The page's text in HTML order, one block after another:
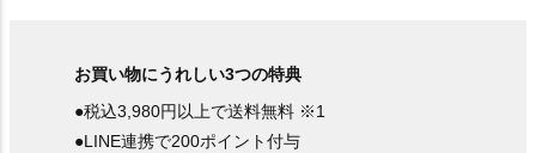
お買い物にうれしい3つの特典
●税込3,980円以上で送料無料 ※1
●LINE連携で200ポイント付与